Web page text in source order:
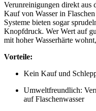
Verunreinigungen direkt aus
Kauf von Wasser in
Systeme bieten sogar
Knopfdruck. Wer Wert auf
mit hoher Wasserhärte
Vorteile:
Kein Kauf und
Umweltfreundlich:
auf Flaschenwasser